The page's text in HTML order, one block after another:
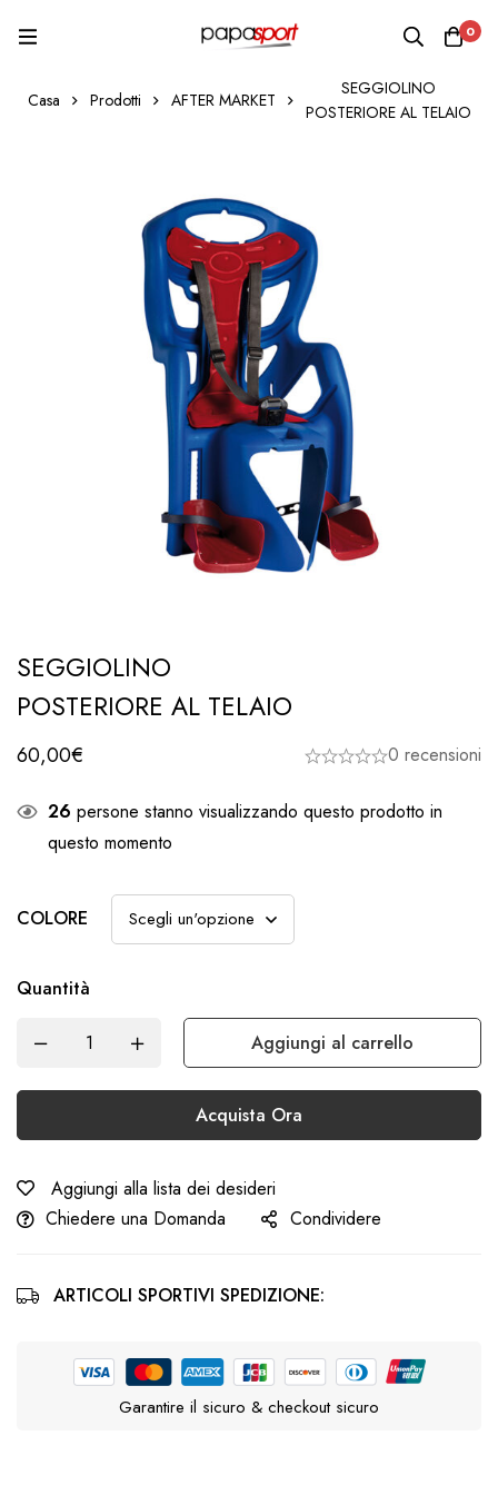
0
Casa Prodotti AFTER MARKET
SEGGIOLINO
POSTERIORE AL TELAIO
SEGGIOLINO
POSTERIORE AL TELAIO
60,00€ 0 recensioni
26 persone stanno visualizzando questo prodotto in
questo momento
COLORE
Quantità
Aggiungi al carrello
Acquista Ora
Aggiungi alla lista dei desideri
Chiedere una Domanda
Condividere
ARTICOLI SPORTIVI SPEDIZIONE:
Garantire il sicuro & checkout sicuro